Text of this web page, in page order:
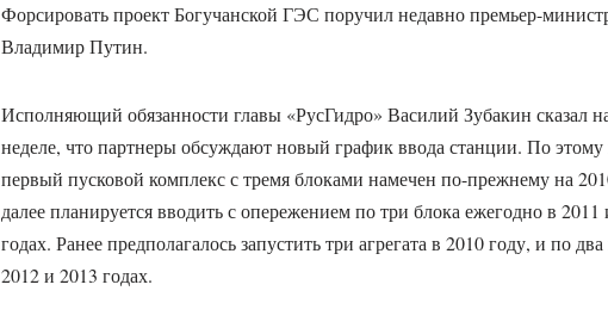
Форсировать проект Богучанской ГЭС поручил недавно премьер-
Владимир Путин.
Исполняющий обязанности главы «РусГидро» Василий Зубакин сказал
неделе, что партнеры обсуждают новый график ввода станции. По этому
первый пусковой комплекс с тремя блоками намечен по-прежнему на
далее планируется вводить с опережением по три блока ежегодно в 2011
годах. Ранее предполагалось запустить три агрегата в 2010 году, и по
2012 и 2013 годах.